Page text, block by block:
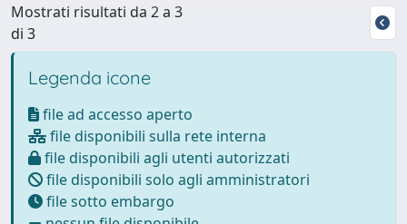
Mostrati risultati da 2 a 3
di 3
Legenda icone
file ad accesso aperto
file disponibili sulla rete interna
file disponibili agli utenti autorizzati
file disponibili solo agli amministratori
file sotto embargo